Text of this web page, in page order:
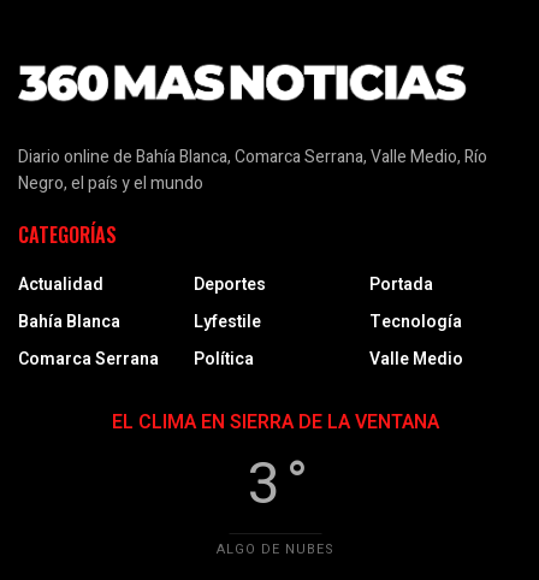
Diario online de Bahía Blanca, Comarca Serrana, Valle Medio, Río
Negro, el país y el mundo
CATEGORÍAS
Actualidad
Bahía Blanca
Comarca Serrana
Deportes
Lyfestile
Política
Portada
Tecnología
Valle Medio
EL CLIMA EN SIERRA DE LA VENTANA
3 °
ALGO DE NUBES